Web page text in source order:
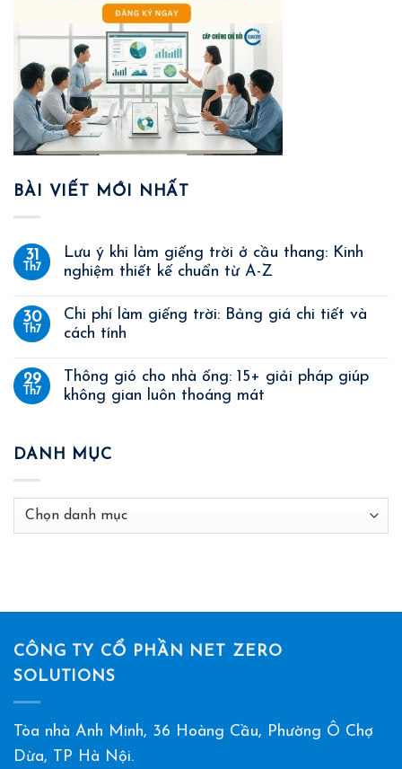
BÀI VIẾT MỚI NHẤT
31
Th7
Lưu ý khi làm giếng trời ở cầu thang: Kinh
nghiệm thiết kế chuẩn từ A-Z
30
Th7
Chi phí làm giếng trời: Bảng giá chi tiết và
cách tính
29
Th7
Thông gió cho nhà ống: 15+ giải pháp giúp
không gian luôn thoáng mát
DANH MỤC
Danh
mục
CÔNG TY CỔ PHẦN NET ZERO
SOLUTIONS
Tòa nhà Anh Minh, 36 Hoàng Cầu, Phường Ô Chợ
Dừa, TP Hà Nội.